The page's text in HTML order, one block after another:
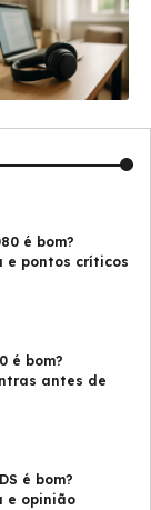
é bom?
e pontos críticos
é bom?
antes de
é bom?
e opinião